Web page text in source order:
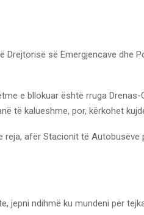
Drejtorisë së Emergjencave dhe
e bllokuar është rruga Drenas-
të kalueshme, por, kërkohet
afër Stacionit të Autobusëve
jepni ndihmë ku mundeni për